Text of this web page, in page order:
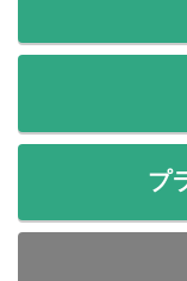
プ